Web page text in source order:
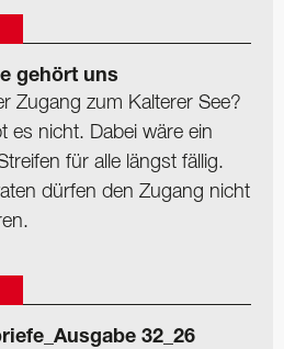
gehört uns
Zugang zum Kalterer See?
es nicht. Dabei wäre ein
für alle längst fällig.
dürfen den Zugang nicht
32_26